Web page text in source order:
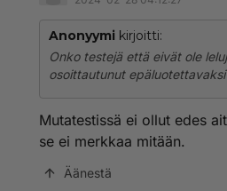
Anonyymi kirjoitti:
Onko testejä että eivät ole
osoittautunut
Mutatestissä ei ollut edes
se ei merkkaa mitään.
Äänestä